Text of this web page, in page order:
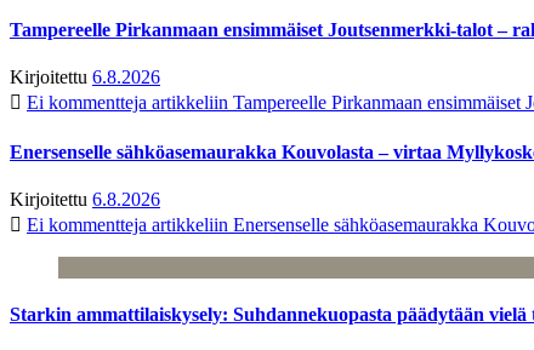
Tampereelle Pirkanmaan ensimmäiset Joutsenmerkki-talot –
Kirjoitettu 6.8.2026
Ei kommentteja artikkeliin Tampereelle Pirkanmaan ensimmäiset
Enersenselle sähköasemaurakka Kouvolasta – virtaa
Kirjoitettu 6.8.2026
Ei kommentteja artikkeliin Enersenselle sähköasemaurakka
Starkin ammattilaiskysely: Suhdannekuopasta päädytään vielä